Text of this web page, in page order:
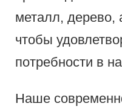
металл,
чтобы
потребности в
Наше